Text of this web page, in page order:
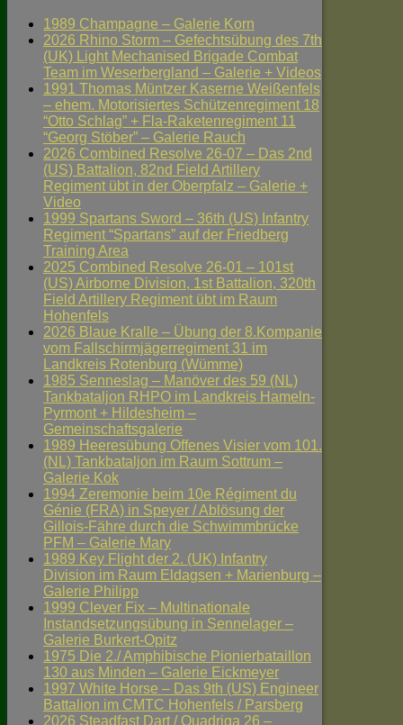
1989 Champagne – Galerie Korn
2026 Rhino Storm – Gefechtsübung des 7th
(UK) Light Mechanised Brigade Combat
Team im Weserbergland – Galerie + Videos
1991 Thomas Müntzer Kaserne Weißenfels
– ehem. Motorisiertes Schützenregiment 18
“Otto Schlag” + Fla-Raketenregiment 11
“Georg Stöber” – Galerie Rauch
2026 Combined Resolve 26-07 – Das 2nd
(US) Battalion, 82nd Field Artillery
Regiment übt in der Oberpfalz – Galerie +
Video
1999 Spartans Sword – 36th (US) Infantry
Regiment “Spartans” auf der Friedberg
Training Area
2025 Combined Resolve 26-01 – 101st
(US) Airborne Division, 1st Battalion, 320th
Field Artillery Regiment übt im Raum
Hohenfels
2026 Blaue Kralle – Übung der 8.Kompanie
vom Fallschirmjägerregiment 31 im
Landkreis Rotenburg (Wümme)
1985 Senneslag – Manöver des 59 (NL)
Tankbataljon RHPO im Landkreis Hameln-
Pyrmont + Hildesheim –
Gemeinschaftsgalerie
1989 Heeresübung Offenes Visier vom 101.
(NL) Tankbataljon im Raum Sottrum –
Galerie Kok
1994 Zeremonie beim 10e Régiment du
Génie (FRA) in Speyer / Ablösung der
Gillois-Fähre durch die Schwimmbrücke
PFM – Galerie Mary
1989 Key Flight der 2. (UK) Infantry
Division im Raum Eldagsen + Marienburg –
Galerie Philipp
1999 Clever Fix – Multinationale
Instandsetzungsübung in Sennelager –
Galerie Burkert-Opitz
1975 Die 2./ Amphibische Pionierbataillon
130 aus Minden – Galerie Eickmeyer
1997 White Horse – Das 9th (US) Engineer
Battalion im CMTC Hohenfels / Parsberg
2026 Steadfast Dart / Quadriga 26 –